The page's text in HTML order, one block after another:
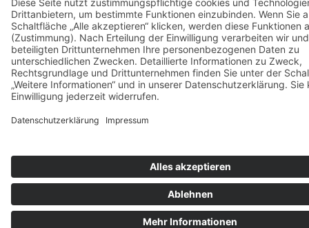
zurück zur Übersicht
Barrierefreiheitserklärung
Impressum